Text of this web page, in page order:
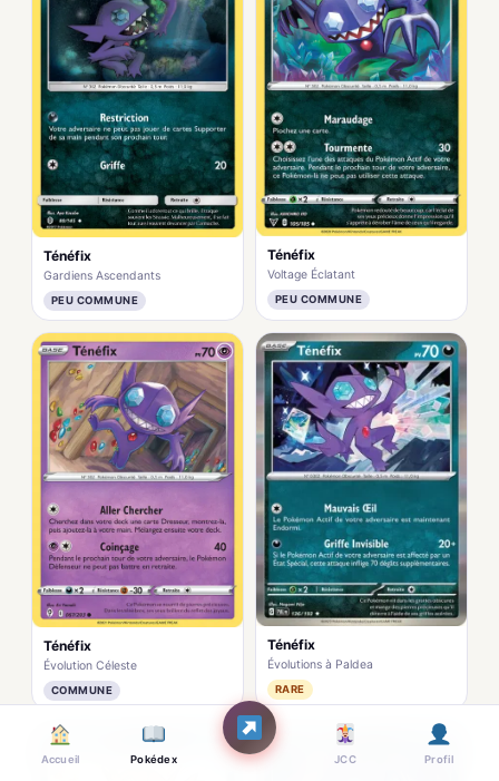
Ténéfix
Gardiens Ascendants
PEU COMMUNE
Ténéfix
Voltage Éclatant
PEU COMMUNE
Ténéfix
Évolution Céleste
COMMUNE
Ténéfix
Évolutions à Paldea
RARE
Accueil Pokédex JCC Profil